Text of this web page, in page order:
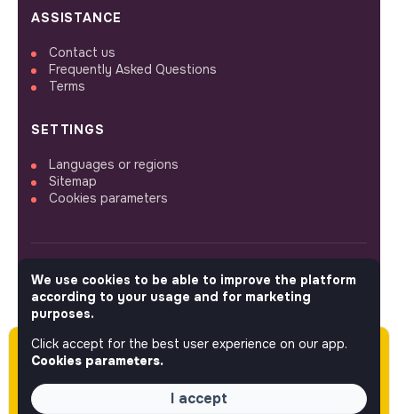
Please note this job was posted over 60 days
ago (06-04-2026) and may or may not have
expired.
ASSISTANCE
Contact us
Frequently Asked Questions
Terms
SETTINGS
Languages or regions
Sitemap
Cookies parameters
FOLLOW US
© 2026 jobs that makesense.
We use cookies to be able to improve the platform
according to your usage and for marketing
purposes.
Click accept for the best user experience on our app.
Cookies parameters.
I accept